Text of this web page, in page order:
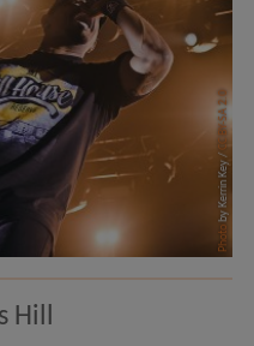
Photo
by Kerrin Key /
CC BY-SA 2.0
Hill